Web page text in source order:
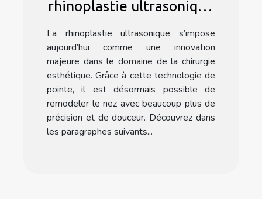
rhinoplastie ultrasonique
La rhinoplastie ultrasonique s’impose
aujourd’hui comme une innovation
majeure dans le domaine de la chirurgie
esthétique. Grâce à cette technologie de
pointe, il est désormais possible de
remodeler le nez avec beaucoup plus de
précision et de douceur. Découvrez dans
les paragraphes suivants...